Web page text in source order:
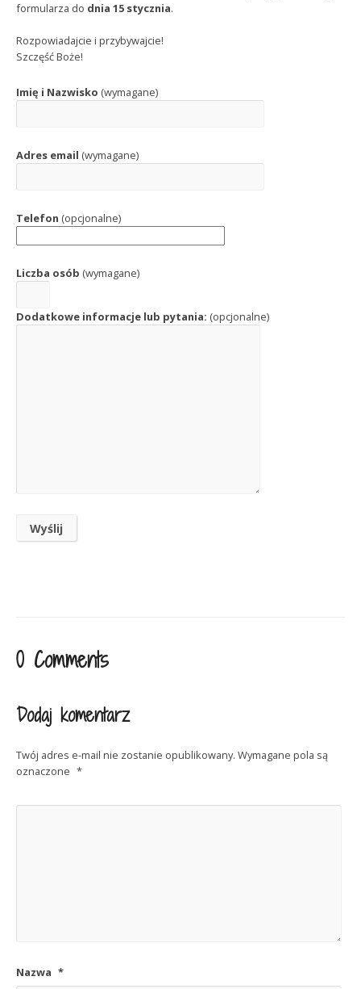
formularza do dnia 15 stycznia.
Rozpowiadajcie i przybywajcie!
Szczęść Boże!
Imię i Nazwisko (wymagane)
Adres email (wymagane)
Telefon (opcjonalne)
Liczba osób (wymagane)
Dodatkowe informacje lub pytania: (opcjonalne)
0 Comments
Dodaj komentarz
Twój adres e-mail nie zostanie opublikowany. Wymagane pola są
oznaczone *
Nazwa *